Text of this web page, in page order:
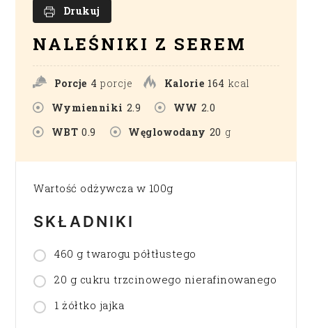
Drukuj
NALEŚNIKI Z SEREM
Porcje 4 porcje Kalorie 164 kcal
Wymienniki 2.9 WW 2.0
WBT 0.9 Węglowodany 20 g
Wartość odżywcza w 100g
SKŁADNIKI
460 g twarogu półtłustego
20 g cukru trzcinowego nierafinowanego
1 żółtko jajka